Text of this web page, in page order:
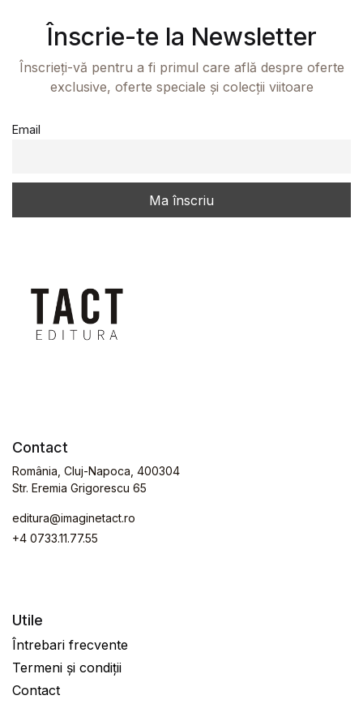
Înscrie-te la Newsletter
Înscrieți-vă pentru a fi primul care află despre oferte
exclusive, oferte speciale și colecții viitoare
Email
Contact
România, Cluj-Napoca, 400304
Str. Eremia Grigorescu 65
editura@imaginetact.ro
+4 0733.11.77.55
Utile
Întrebari frecvente
Termeni și condiții
Contact